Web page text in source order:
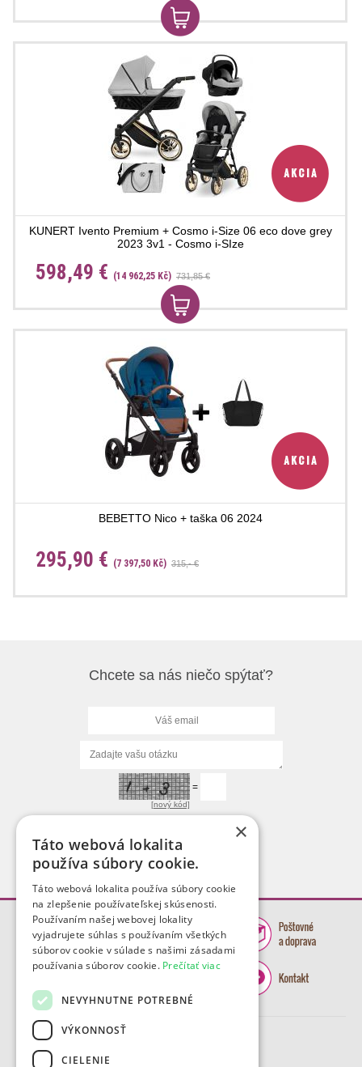
KUNERT Ivento Premium + Cosmo i-Size 06 eco dove grey
2023 3v1 - Cosmo i-SIze
598,49 € (14 962,25 Kč) 731,85 €
BEBETTO Nico + taška 06 2024
295,90 € (7 397,50 Kč) 315,- €
Chcete sa nás niečo spýtať?
[nový kód]
=
×
Táto webová lokalita
používa súbory cookie.
Táto webová lokalita používa súbory cookie
na zlepšenie používateľskej skúsenosti.
Používaním našej webovej lokality
vyjadrujete súhlas s používaním všetkých
súborov cookie v súlade s našimi zásadami
používania súborov cookie. Prečítať viac
NEVYHNUTNE POTREBNÉ
VÝKONNOSŤ
CIELENIE